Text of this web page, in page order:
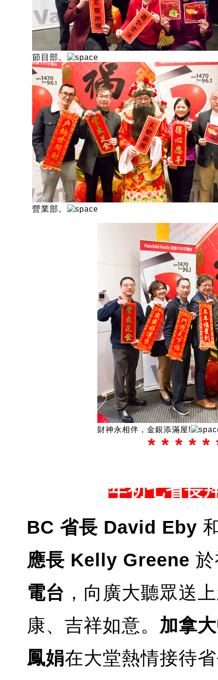
節目部。
營業部。
財神永相伴，金銀添滿屋!
* * * * *
年初七省長
BC 省長 David Eby
應長 Kelly Greene
電台 ，向廣大聽眾送
康、吉祥如意。 加拿
鳳娟在大堂熱情接待